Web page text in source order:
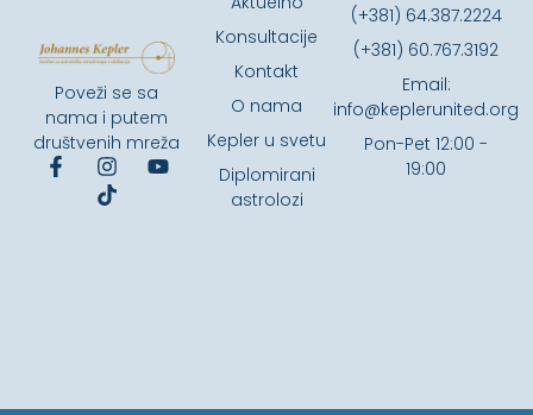
Poveži se sa
nama i putem
društvenih mreža
Konsultacije
Kontakt
O nama
Kepler u svetu
Diplomirani
astrolozi
(+381) 64.387.2224
(+381) 60.767.3192
Email:
info@keplerunited.org
Pon-Pet 12:00 -
19:00